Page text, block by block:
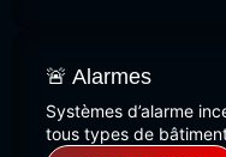
🚨 Alarmes
Systèmes d’alarme
tous types de